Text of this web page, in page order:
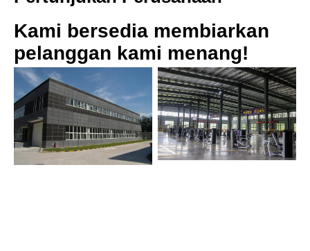
Kami bersedia membiarkan
pelanggan kami menang!